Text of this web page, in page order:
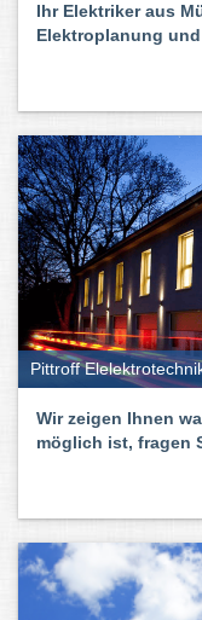
Ihr Elektriker aus
Elektroplanung
Pittroff
Wir zeigen Ihnen
möglich ist, fragen